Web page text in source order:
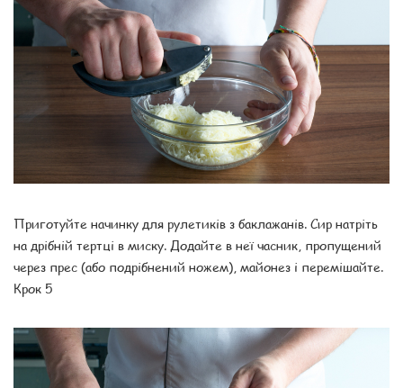
Приготуйте начинку для рулетиків з баклажанів. Сир натріть
на дрібній тертці в миску. Додайте в неї часник, пропущений
через прес (або подрібнений ножем), майонез і перемішайте.
Крок 5